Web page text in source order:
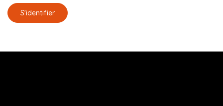
S'identifier